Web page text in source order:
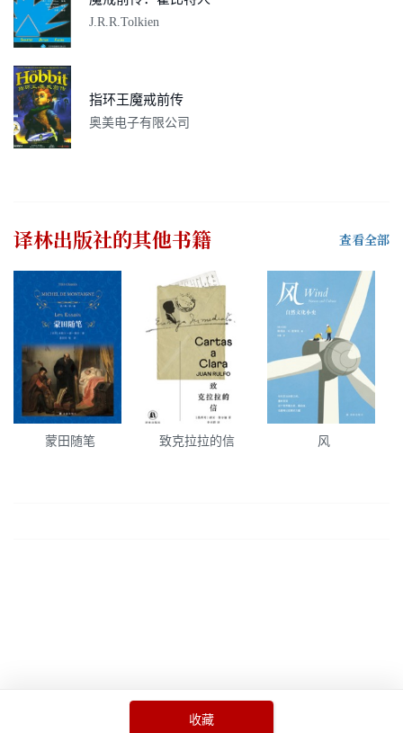
J.R.R.Tolkien
指环王魔戒前传
奥美电子有限公司
译林出版社的其他书籍 查看全部
蒙田随笔 致克拉拉的信 风
收藏